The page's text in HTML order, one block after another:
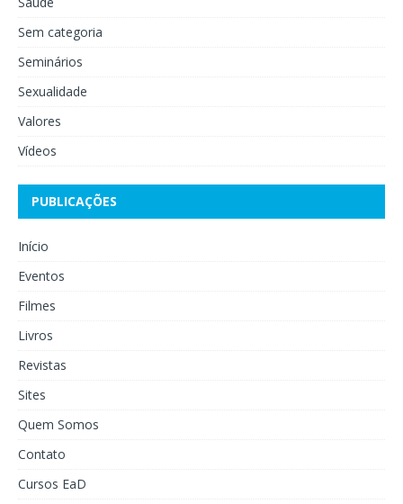
Sem categoria
Seminários
Sexualidade
Valores
Vídeos
PUBLICAÇÕES
Início
Eventos
Filmes
Livros
Revistas
Sites
Quem Somos
Contato
Cursos EaD